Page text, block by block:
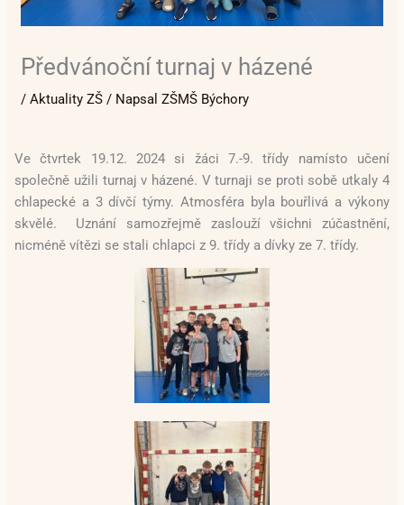
Předvánoční turnaj v házené
/Aktuality ZŠ / NapsalZŠMŠ Býchory
Ve čtvrtek 19.12. 2024 si žáci 7.-9. třídy namísto učení
společně užili turnaj v házené. V turnaji se proti sobě utkaly 4
chlapecké a 3 dívčí týmy. Atmosféra byla bouřlivá a výkony
skvělé. Uznání samozřejmě zaslouží všichni zúčastnění,
nicméně vítězi se stali chlapci z 9. třídy a dívky ze 7. třídy.